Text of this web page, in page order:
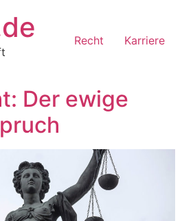
Recht Karriere
Der ewige